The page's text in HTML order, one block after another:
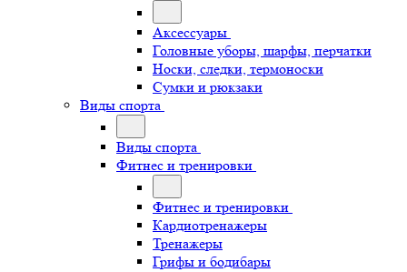
Аксессуары
Головные уборы, шарфы, перчатки
Носки, следки, термоноски
Сумки и рюкзаки
Виды спорта
Виды спорта
Фитнес и тренировки
Фитнес и тренировки
Кардиотренажеры
Тренажеры
Грифы и бодибары